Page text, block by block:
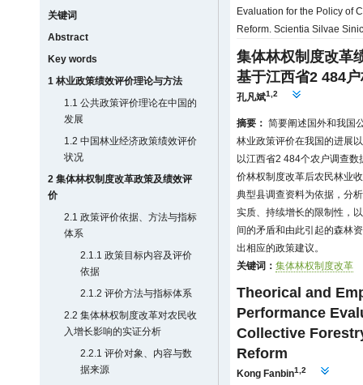
关键词
Abstract
Key words
1 林业政策绩效评价理论与方法
1.1 公共政策评价理论在中国的
发展
1.2 中国林业经济政策绩效评价
状况
2 集体林权制度改革政策及绩效评
价
2.1 政策评价依据、方法与指标
体系
2.1.1 政策目标内容及评价
依据
2.1.2 评价方法与指标体系
2.2 集体林权制度改革对农民收
入增长影响的实证分析
2.2.1 评价对象、内容与数
据来源
Evaluation for the Policy of
Reform. Scientia Silvae
集体林权制度改
基于江西省2 484
孔凡斌1,2
摘要： 简要阐述国外和我国
林业政策评价在我国的进展
以江西省2 484个农户调查
价林权制度改革后农民林业
典型县调查资料为依据，分
实质、持续增长的限制性，
间的矛盾和由此引起的森林
出相应的政策建议。
关键词： 集体林权制度改革
Theorical and
Performance
Collective
Reform
Kong Fanbin1,2